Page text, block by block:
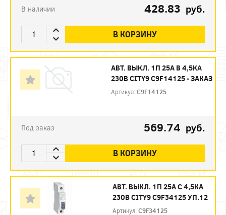
В наличии 428.83 руб.
В КОРЗИНУ
АВТ. ВЫКЛ. 1П 25А B 4,5КА
230В CITY9 C9F14125 - ЗАКАЗ
Артикул:C9F14125
Под заказ 569.74 руб.
В КОРЗИНУ
АВТ. ВЫКЛ. 1П 25А С 4,5КА
230В CITY9 C9F34125 УП.12
Артикул:C9F34125